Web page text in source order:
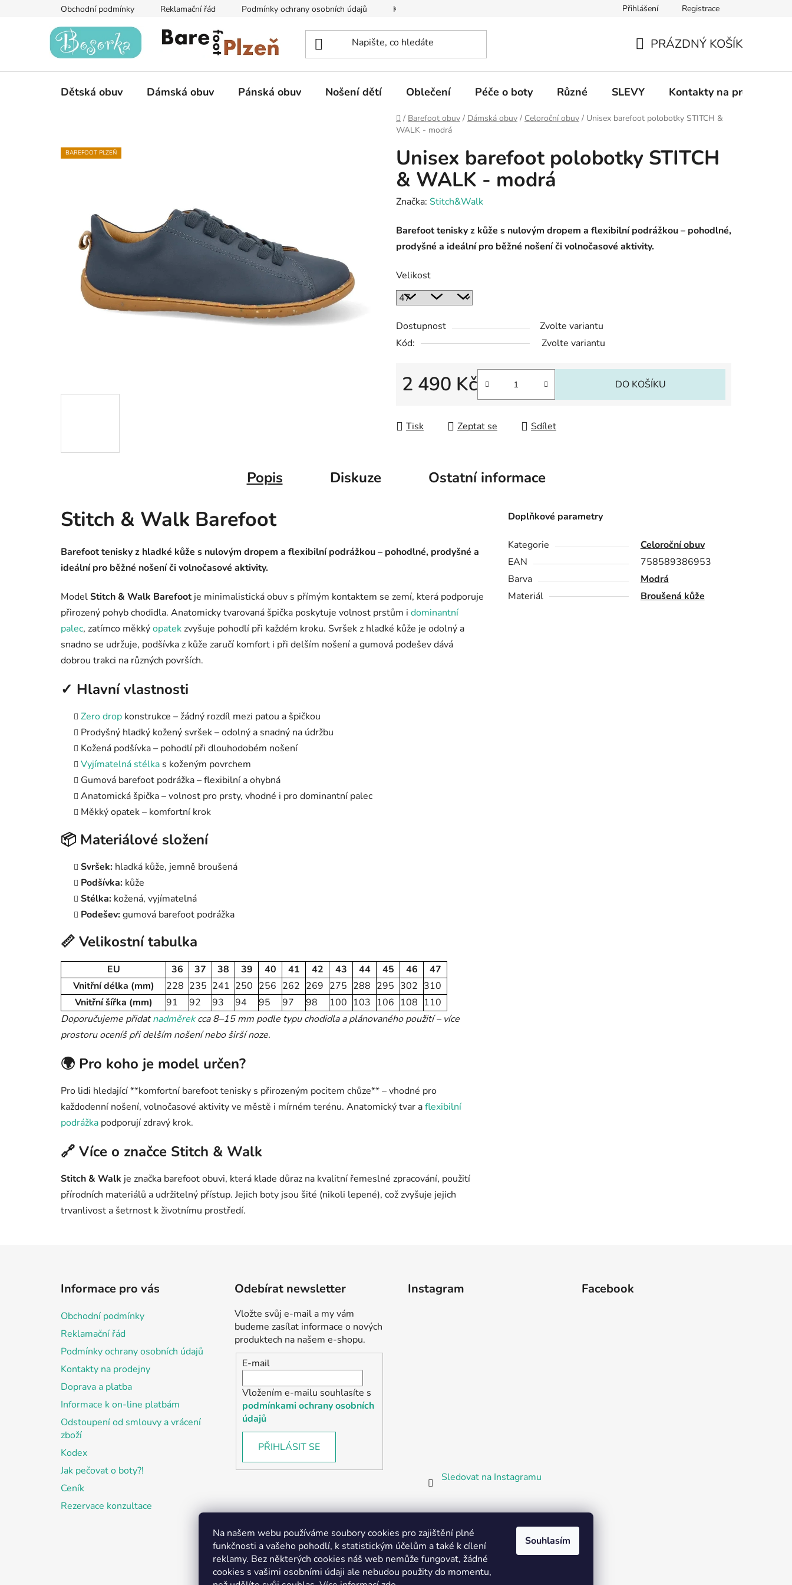
Na našem webu používáme soubory cookies pro zajištění plné
funkčnosti a vašeho pohodlí, k statistickým účelům a také k cílení
reklamy. Bez některých cookies náš web nemůže fungovat, žádné
cookies s vašimi osobními údaji ale nebudou použity do momentu,
Souhlasím
Obchodní podmínky Reklamační řád Podmínky ochrany osobních údajů Kontakty na prodejny Informace k on-line platbám Odstoupení od
Přihlášení Registrace
KOŠÍK
PRÁZDNÝ KOŠÍK
Dětská obuv Dámská obuv Pánská obuv Nošení dětí Oblečení Péče o boty Různé SLEVY Kontakty na prodejny
Domů
/ Barefoot obuv / Dámská obuv / Celoroční obuv / Unisex barefoot polobotky STITCH &
WALK - modrá
Unisex barefoot polobotky STITCH
& WALK - modrá
Značka: Stitch&Walk
Barefoot tenisky z kůže s nulovým dropem a flexibilní podrážkou – pohodlné,
prodyšné a ideální pro běžné nošení či volnočasové aktivity.
Velikost
Dostupnost
Zvolte variantu
Kód:
Zvolte variantu
2 490 Kč DO KOŠÍKU
Tisk Zeptat se Sdílet
BAREFOOT PLZEŇ
Popis Diskuze Ostatní informace
Stitch & Walk Barefoot
Barefoot tenisky z hladké kůže s nulovým dropem a flexibilní podrážkou – pohodlné, prodyšné a
ideální pro běžné nošení či volnočasové aktivity.
ModelStitch & Walk Barefootje minimalistická obuv s přímým kontaktem se zemí, která podporuje
přirozený pohyb chodidla. Anatomicky tvarovaná špička poskytuje volnost prstům i dominantní
palec, zatímco měkkýopatekzvyšuje pohodlí při každém kroku. Svršek z hladké kůže je odolný a
snadno se udržuje, podšívka z kůže zaručí komfort i při delším nošení a gumová podešev dává
dobrou trakci na různých površích.
✓ Hlavní vlastnosti
Zero drop konstrukce – žádný rozdíl mezi patou a špičkou
Prodyšný hladký kožený svršek – odolný a snadný na údržbu
Kožená podšívka – pohodlí při dlouhodobém nošení
Vyjímatelná stélka s koženým povrchem
Gumová barefoot podrážka – flexibilní a ohybná
Anatomická špička – volnost pro prsty, vhodné i pro dominantní palec
Měkký opatek – komfortní krok
📦 Materiálové složení
Svršek: hladká kůže, jemně broušená
Podšívka: kůže
Stélka: kožená, vyjímatelná
Podešev:gumová barefoot podrážka
📏 Velikostní tabulka
EU 36 37 38 39 40 41 42 43 44 45 46
47
Vnitřní délka (mm)
228 235 241 250 256 262 269 275 288 295 302 310
Vnitřní šířka (mm)
91 92 93 94 95 97 98 100 103 106 108 110
Doporučujeme přidatnadměrekcca 8–15 mm podle typu chodidla a plánovaného použití – více
prostoru oceníš při delším nošení nebo širší noze.
🌍 Pro koho je model určen?
Pro lidi hledající **komfortní barefoot tenisky s přirozeným pocitem chůze** – vhodné pro
každodenní nošení, volnočasové aktivity ve městě i mírném terénu. Anatomický tvar aflexibilní
podrážka podporují zdravý krok.
🔗 Více o značce Stitch & Walk
Stitch & Walk je značka barefoot obuvi, která klade důraz na kvalitní řemeslné zpracování, použití
přírodních materiálů a udržitelný přístup. Jejich boty jsou šité (nikoli lepené), což zvyšuje jejich
trvanlivost a šetrnost k životnímu prostředí.
Doplňkové parametry
Kategorie
Celoroční obuv
EAN
758589386953
Barva
Modrá
Materiál
Broušená kůže
Informace pro vás
Obchodní podmínky
Reklamační řád
Podmínky ochrany osobních údajů
Kontakty na prodejny
Doprava a platba
Informace k on-line platbám
Odstoupení od smlouvy a vrácení
zboží
Kodex
Jak pečovat o boty?!
Ceník
Rezervace konzultace
Odebírat newsletter
Vložte svůj e-mail a my vám
budeme zasílat informace o nových
produktech na našem e-shopu.
E-mail
Vložením e-mailu souhlasíte s
podmínkami ochrany osobních
údajů
PŘIHLÁSIT SE
Instagram
Sledovat na Instagramu
Facebook
Partnerská prodejna Barefoot Plzeň